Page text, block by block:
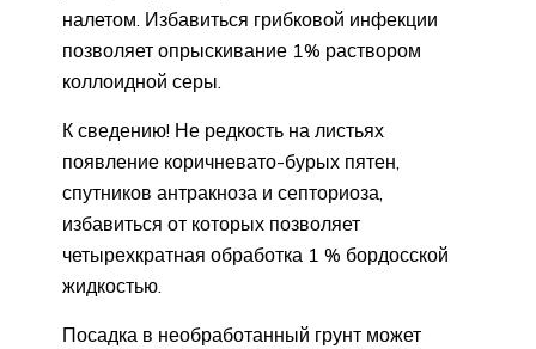
налетом. Избавиться грибковой инфекции
позволяет опрыскивание 1% раствором
коллоидной серы.
К сведению! Не редкость на листьях
появление коричневато-бурых пятен,
спутников антракноза и септориоза,
избавиться от которых позволяет
четырехкратная обработка 1 % бордосской
жидкостью.
Посадка в необработанный грунт может